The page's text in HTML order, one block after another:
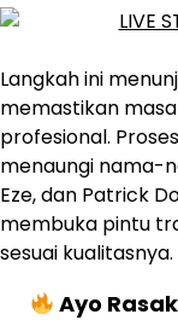
Langkah ini
memastikan
profesional.
menaungi nama-
Eze, dan Patrick
membuka pintu
sesuai kualitasnya.
Ayo